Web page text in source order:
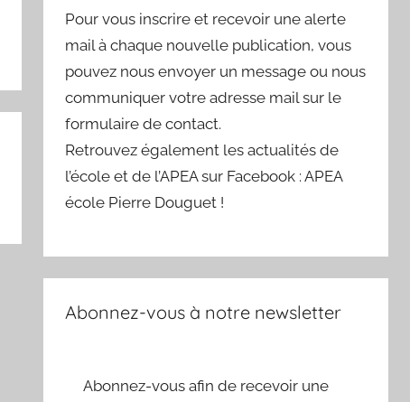
Pour vous inscrire et recevoir une alerte
mail à chaque nouvelle publication, vous
pouvez nous envoyer un message ou nous
communiquer votre adresse mail sur le
formulaire de contact.
Retrouvez également les actualités de
l’école et de l’APEA sur Facebook : APEA
école Pierre Douguet !
Abonnez-vous à notre newsletter
Abonnez-vous afin de recevoir une